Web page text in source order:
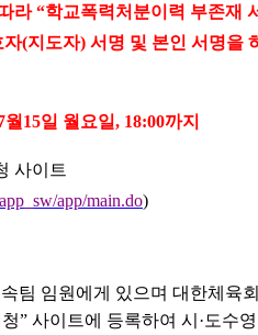
라“학교폭력처분이력 부존재
자(지도자) 서명 및 본인 서명을
월 15일 월요일, 18:00까지
사이트
app/main.do)
팀 임원에게 있으며 대한체육
” 사이트에 등록하여 시 ·도수영